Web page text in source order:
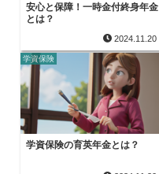
安心と保障！一時金付終身年金
とは？
2024.11.20
学資保険
学資保険の育英年金とは？